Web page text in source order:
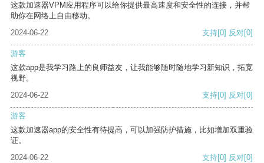
这款加速器VPM应用程序可以给你提供最高速度和安全性的连接，并帮
助你在网络上自由移动。
2024-06-22
支持[0] 反对[0]
游客
这款app是我学习路上的良师益友，让我能够随时随地学习新知识，拓宽
视野。
2024-06-22
支持[0] 反对[0]
游客
这款加速器app的安全性有待提高，可以加强防护措施，比如增加双重验
证。
2024-06-22
支持[0] 反对[0]